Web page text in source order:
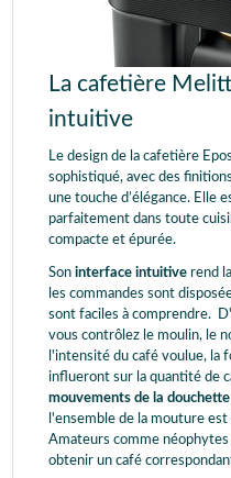
La cafetière
intuitive
Le design de la cafetière
sophistiqué, avec des
une touche d’élégance. Elle
parfaitement dans toute
compacte et épurée.
Son interface intuitive rend
les commandes sont
sont faciles à comprendre.
vous contrôlez le moulin, le
l'intensité du café voulue, la
influeront sur la quantité de
mouvements de la
l'ensemble de la mouture
Amateurs comme
obtenir un café